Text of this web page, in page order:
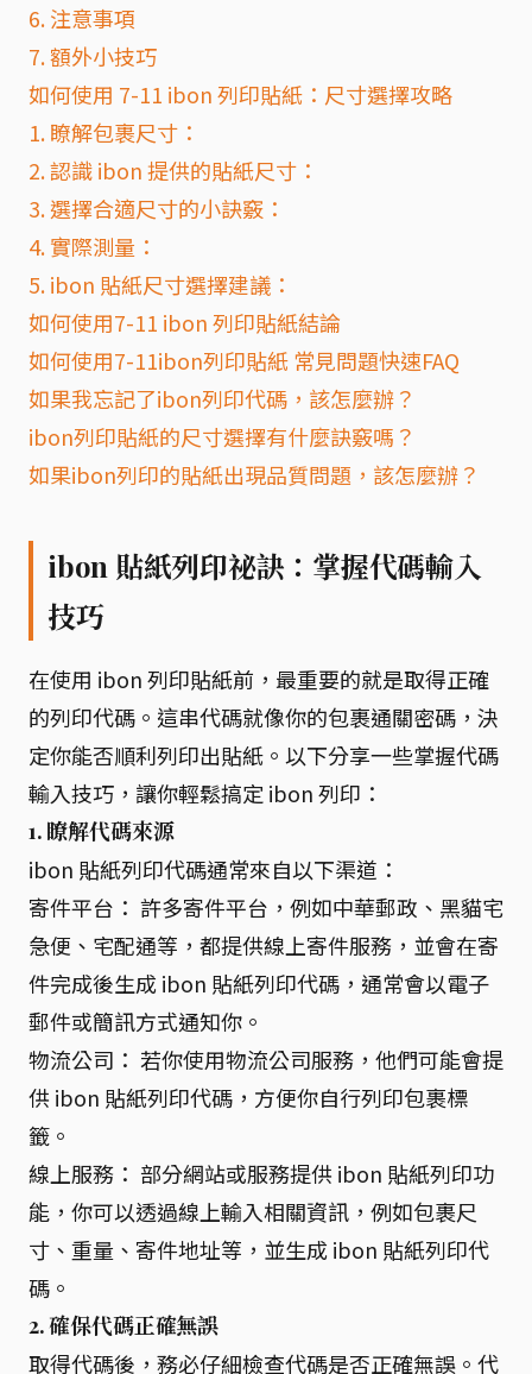
6. 注意事項
7. 額外小技巧
如何使用 7-11 ibon 列印貼紙：尺寸選擇攻略
1. 瞭解包裹尺寸：
2. 認識 ibon 提供的貼紙尺寸：
3. 選擇合適尺寸的小訣竅：
4. 實際測量：
5. ibon 貼紙尺寸選擇建議：
如何使用7-11 ibon 列印貼紙結論
如何使用7-11ibon列印貼紙 常見問題快速FAQ
如果我忘記了ibon列印代碼，該怎麼辦？
ibon列印貼紙的尺寸選擇有什麼訣竅嗎？
如果ibon列印的貼紙出現品質問題，該怎麼辦？
ibon 貼紙列印祕訣：掌握代碼輸入
技巧
在使用 ibon 列印貼紙前，最重要的就是取得正確
的列印代碼。這串代碼就像你的包裹通關密碼，決
定你能否順利列印出貼紙。以下分享一些掌握代碼
輸入技巧，讓你輕鬆搞定 ibon 列印：
1. 瞭解代碼來源
ibon 貼紙列印代碼通常來自以下渠道：
寄件平台： 許多寄件平台，例如中華郵政、黑貓宅
急便、宅配通等，都提供線上寄件服務，並會在寄
件完成後生成 ibon 貼紙列印代碼，通常會以電子
郵件或簡訊方式通知你。
物流公司： 若你使用物流公司服務，他們可能會提
供 ibon 貼紙列印代碼，方便你自行列印包裹標
籤。
線上服務： 部分網站或服務提供 ibon 貼紙列印功
能，你可以透過線上輸入相關資訊，例如包裹尺
寸、重量、寄件地址等，並生成 ibon 貼紙列印代
碼。
2. 確保代碼正確無誤
取得代碼後，務必仔細檢查代碼是否正確無誤。代